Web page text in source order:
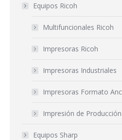
Equipos Ricoh
Multifuncionales Ricoh
Impresoras Ricoh
Impresoras Industriales
Impresoras Formato
Impresión de Producción
Equipos Sharp